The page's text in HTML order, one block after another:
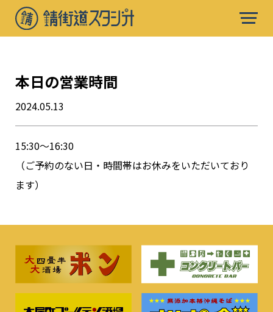
本日の営業時間
2024.05.13
15:30〜16:30
（ご予約のない日・時間帯はお休みをいただいており
ます）